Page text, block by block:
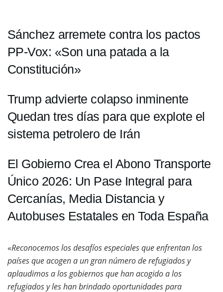
Sánchez arremete contra los pactos
PP-Vox: «Son una patada a la
Constitución»
Trump advierte colapso inminente
Quedan tres días para que explote el
sistema petrolero de Irán
El Gobierno Crea el Abono Transporte
Único 2026: Un Pase Integral para
Cercanías, Media Distancia y
Autobuses Estatales en Toda España
«Reconocemos los desafíos especiales que enfrentan los
países que acogen a un gran número de refugiados y
aplaudimos a los gobiernos que han acogido a los
refugiados y les han brindado oportunidades para